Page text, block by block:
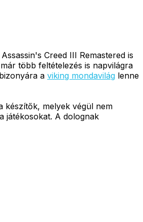
Creed III Remastered is
több feltételezés is napvilágra
a viking mondavilág lenne
készítők, melyek végül nem
játékosokat. A dolognak